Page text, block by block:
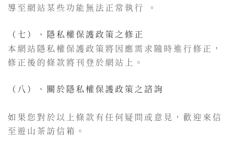
導至網站某些功能無法正常執行 。
（七）、隱私權保護政策之修正
本網站隱私權保護政策將因應需求隨時進行修正，
修正後的條款將刊登於網站上。
（八）、關於隱私權保護政策之諮詢
如果您對於以上條款有任何疑問或意見，歡迎來信
至遊山茶訪信箱。